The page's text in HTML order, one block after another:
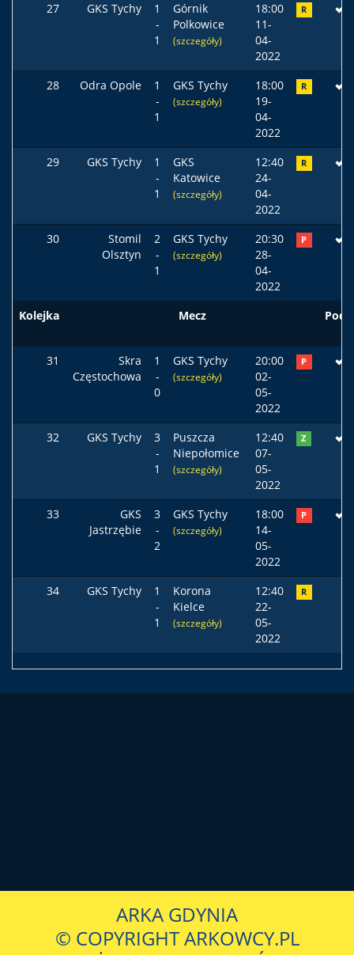
27 GKS Tychy
1
-
1
Górnik
Polkowice
(szczegóły)
18:00
11-
04-
2022
R
28 Odra Opole
1
-
1
GKS Tychy
(szczegóły)
18:00
19-
04-
2022
R
29 GKS Tychy
1
-
1
GKS
Katowice
(szczegóły)
12:40
24-
04-
2022
R
30
Stomil
Olsztyn
2
-
1
GKS Tychy
(szczegóły)
20:30
28-
04-
2022
P
Kolejka Mecz
31
Skra
Częstochowa
1
-
0
GKS Tychy
(szczegóły)
20:00
02-
05-
2022
P
32 GKS Tychy
3
-
1
Puszcza
Niepołomice
(szczegóły)
12:40
07-
05-
2022
Z
33
GKS
Jastrzębie
3
-
2
GKS Tychy
(szczegóły)
18:00
14-
05-
2022
P
34 GKS Tychy
1
-
1
Korona
Kielce
(szczegóły)
12:40
22-
05-
2022
R
ARKA GDYNIA
© COPYRIGHT ARKOWCY.PL